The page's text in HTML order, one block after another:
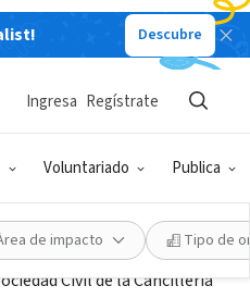
Descubre
Voluntariado Publica
Ingresa Regístrate
de impacto Tipo de
Civil de la Cancillería